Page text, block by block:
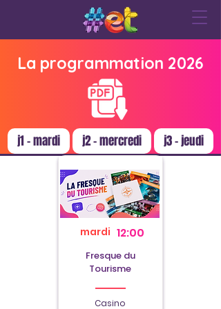
La programmation 2026
j1 - mardi j2 - mercredi j3 - jeudi
mardi 12:00
Fresque du
Tourisme
Casino